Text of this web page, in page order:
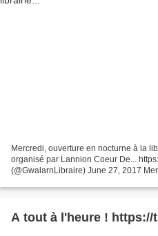
Mercredi, ouverture en nocturne à la
organisé par Lannion Coeur De...
(@GwalarnLibraire) June 27, 2017
A tout à l'heure ! https://